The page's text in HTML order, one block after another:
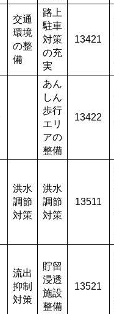
交通
環境
の整
備
路上
駐車
対策
の充
実
13421
あん
しん
歩行
エリ
アの
整備
13422
洪水
調節
対策
洪水
調節
対策
13511
流出
抑制
対策
貯留
浸透
施設
整備
13521